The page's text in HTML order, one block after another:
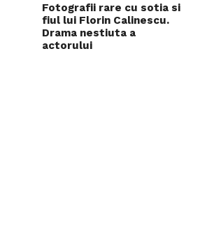
Fotografii rare cu sotia si
fiul lui Florin Calinescu.
Drama nestiuta a
actorului